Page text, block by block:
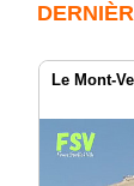
Le Mont-